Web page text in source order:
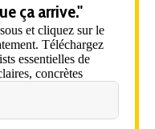
ça arrive."
et cliquez sur le
Téléchargez
essentielles de
concrètes